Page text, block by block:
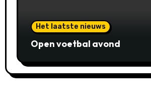
Het laatste nieuws
Open voetbal avond